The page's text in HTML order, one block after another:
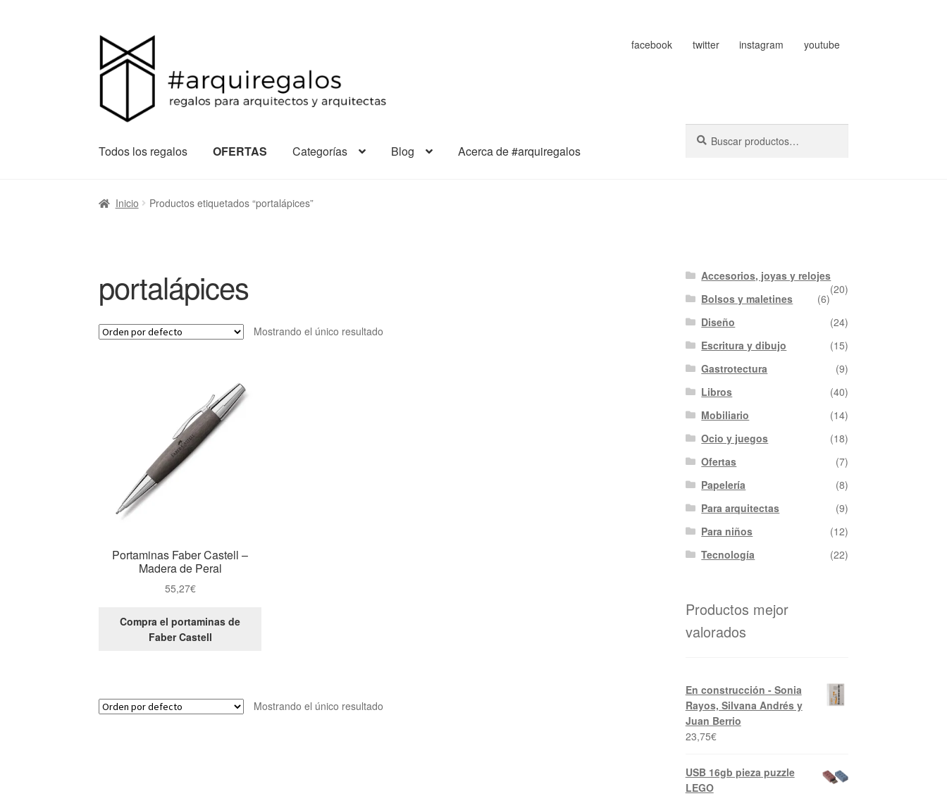
facebook twitter instagram youtube
Todos los regalos OFERTAS Categorías Blog Acerca de #arquiregalos
por:
Inicio Productos etiquetados “portalápices”
portalápices
Mostrando el único resultado
Portaminas Faber Castell –
Madera de Peral
55,27€
Compra el portaminas de
Faber Castell
Mostrando el único resultado
Accesorios, joyas y relojes
(20)
Bolsos y maletines
(6)
Diseño
(24)
Escritura y dibujo
(15)
Gastrotectura
(9)
Libros
(40)
Mobiliario
(14)
Ocio y juegos
(18)
Ofertas
(7)
Papelería
(8)
Para arquitectas
(9)
Para niños
(12)
Tecnología
(22)
Productos mejor
valorados
En construcción - Sonia
Rayos, Silvana Andrés y
Juan Berrio
23,75€
USB 16gb pieza puzzle
LEGO